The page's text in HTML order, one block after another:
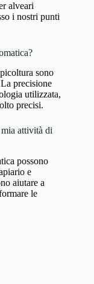
alveari
i nostri punti
sono
precisione
utilizzata,
precisi.
attività di
possono
e
aiutare a
le